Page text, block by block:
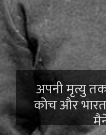
अपनी मृत्यु
कोच और भारत